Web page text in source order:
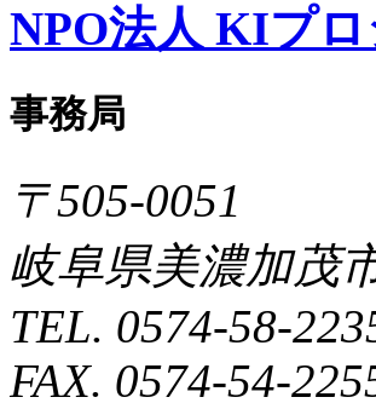
NPO法人 KIプ
事務局
〒505-0051
岐阜県美濃加茂
TEL. 0574-58-
FAX. 0574-54-